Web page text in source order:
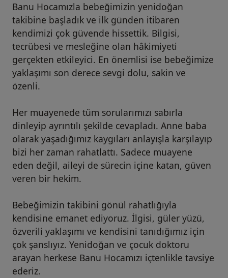
Banu Hocamızla bebeğimizin yenidoğan
takibine başladık ve ilk günden itibaren
kendimizi çok güvende hissettik. Bilgisi,
tecrübesi ve mesleğine olan hâkimiyeti
gerçekten etkileyici. En önemlisi ise bebeğimize
yaklaşımı son derece sevgi dolu, sakin ve
özenli.
Her muayenede tüm sorularımızı sabırla
dinleyip ayrıntılı şekilde cevapladı. Anne baba
olarak yaşadığımız kaygıları anlayışla karşılayıp
bizi her zaman rahatlattı. Sadece muayene
eden değil, aileyi de sürecin içine katan, güven
veren bir hekim.
Bebeğimizin takibini gönül rahatlığıyla
kendisine emanet ediyoruz. İlgisi, güler yüzü,
özverili yaklaşımı ve kendisini tanıdığımız için
çok şanslıyız. Yenidoğan ve çocuk doktoru
arayan herkese Banu Hocamızı içtenlikle tavsiye
ederiz.